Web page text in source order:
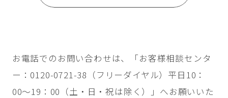
お電話でのお問い合わせは、「お客様相談センタ
ー：0120-0721-38（フリーダイヤル）平日10：
00〜19：00（土・日・祝は除く）」へお願いいた